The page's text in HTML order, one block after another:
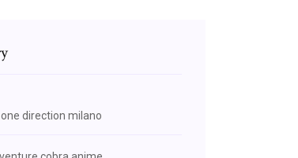
direction milano